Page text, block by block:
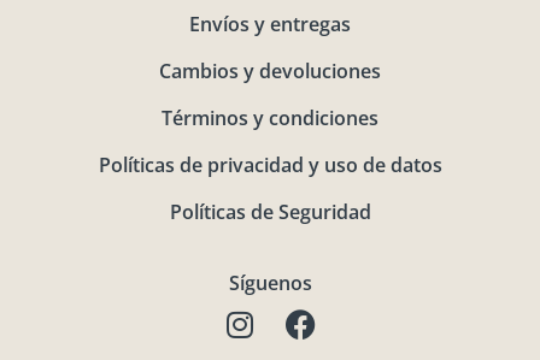
Envíos y entregas
Cambios y devoluciones
Términos y condiciones
Políticas de privacidad y uso de datos
Políticas de Seguridad
Síguenos
I
n
F
a